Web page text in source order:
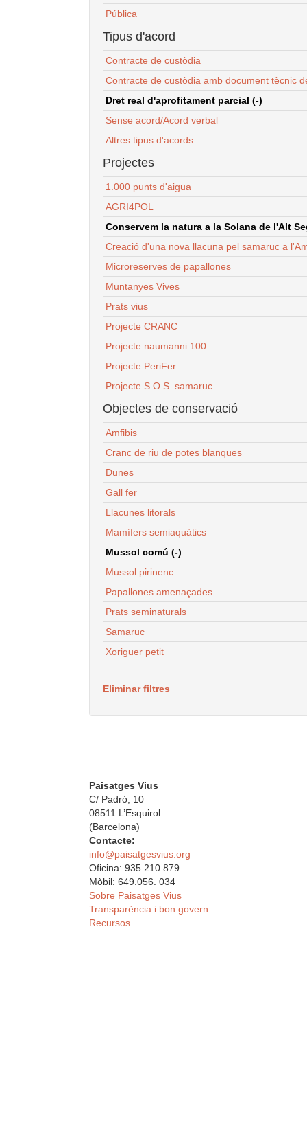
Pública
Tipus d'acord
Contracte de custòdia
Contracte de custòdia amb document tècnic
Dret real d'aprofitament parcial (-)
Sense acord/Acord verbal
Altres tipus d'acords
Projectes
1.000 punts d'aigua
AGRI4POL
Conservem la natura a la Solana de l'Alt
Creació d'una nova llacuna pel samaruc a
Microreserves de papallones
Muntanyes Vives
Prats vius
Projecte CRANC
Projecte naumanni 100
Projecte PeriFer
Projecte S.O.S. samaruc
Objectes de conservació
Amfibis
Cranc de riu de potes blanques
Dunes
Gall fer
Llacunes litorals
Mamífers semiaquàtics
Mussol comú (-)
Mussol pirinenc
Papallones amenaçades
Prats seminaturals
Samaruc
Xoriguer petit
Eliminar filtres
Paisatges Vius
C/ Padró, 10
08511 L’Esquirol
(Barcelona)
Contacte:
info@paisatgesvius.org
Oficina: 935.210.879
Mòbil: 649.056. 034
Sobre Paisatges Vius
Transparència i bon govern
Recursos